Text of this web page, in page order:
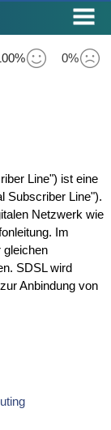
0%
Line") ist eine
Subscriber Line").
Netzwerk wie
Im
gleichen
SDSL wird
Anbindung von